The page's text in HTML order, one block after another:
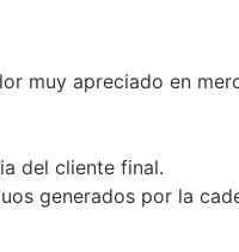
muy apreciado en
del cliente final.
generados por la